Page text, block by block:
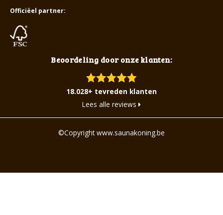
Beoordeling door onze klanten:
18.028+ tevreden klanten
Lees alle reviews
Officiëel partner:
©Copyright www.saunakoning.be